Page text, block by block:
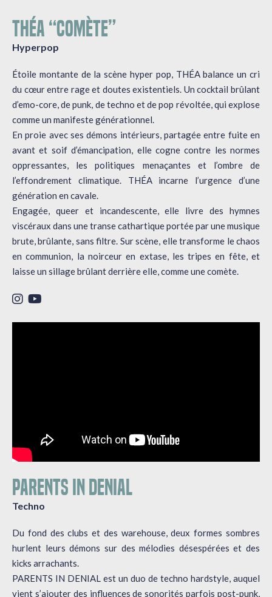
THÉA “COMÈTE”
Hyperpop
Étoile montante de la scène hyper pop, THÉA balance un cri
du cœur entre rage et doutes existentiels. Un cocktail brûlant
d’emo-core, de punk, de techno et de pop révoltée, qui explose
comme un manifeste générationnel.
En proie avec ses démons intérieurs, partagée entre fuite en
avant et soif d’émancipation, elle cogne contre les normes
oppressantes, les politiques menaçantes et l’ombre de
l’effondrement climatique. THÉA incarne l’urgence d’une
génération en cavale.
Engagée, queer et incandescente, elle livre des hymnes
viscéraux dans une transe cathartique portée par une musique
brute, brûlante, sans filtre. Sur scène, elle transforme le chaos
en communion, la noirceur en extase, les tripes en fête, et
laisse un sillage brûlant derrière elle, comme une comète.
PARENTS IN DENIAL
Techno
Du fond des clubs et des warehouse, deux formes sombres
hurlent leurs démons sur des mélodies désespérées et des
kicks arrachants.
PARENTS IN DENIAL est un duo de techno hardstyle, auquel
vient s’ajouter des influences de sonorités parfois post-punk,